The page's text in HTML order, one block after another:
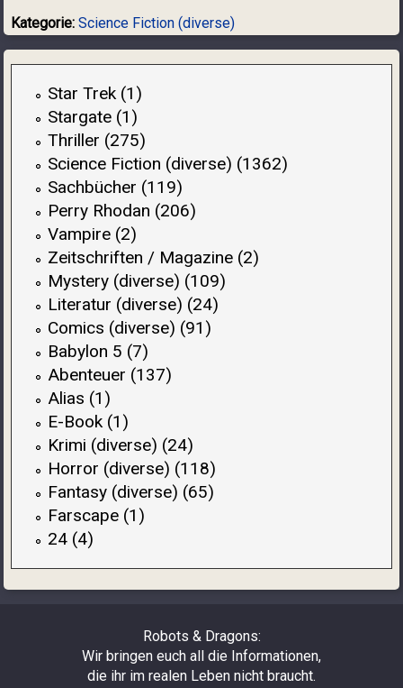
Kategorie:Science Fiction (diverse)
Star Trek (1)
Stargate (1)
Thriller (275)
Science Fiction (diverse) (1362)
Sachbücher (119)
Perry Rhodan (206)
Vampire (2)
Zeitschriften / Magazine (2)
Mystery (diverse) (109)
Literatur (diverse) (24)
Comics (diverse) (91)
Babylon 5 (7)
Abenteuer (137)
Alias (1)
E-Book (1)
Krimi (diverse) (24)
Horror (diverse) (118)
Fantasy (diverse) (65)
Farscape (1)
24 (4)
Robots & Dragons:
Wir bringen euch all die Informationen,
die ihr im realen Leben nicht braucht.